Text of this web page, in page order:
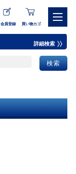
会員登録 買い物カゴ
詳細検索